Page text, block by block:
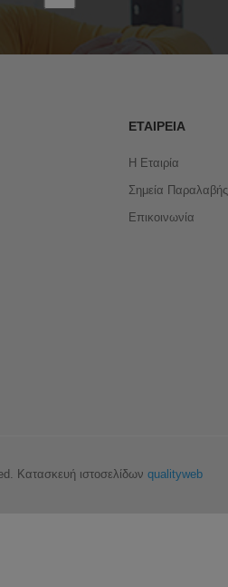
ΕΤΑΙΡΕΊΑ
Η Εταιρία
Σημεία Παραλαβής
Επικοινωνία
Κατασκευή ιστοσελίδων qualityweb